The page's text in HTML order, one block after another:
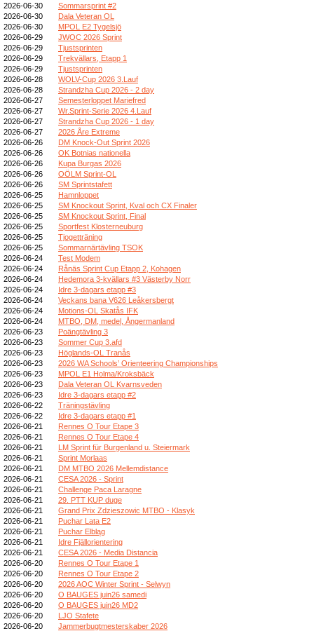
2026-06-30
Sommarsprint #2
2026-06-30
Dala Veteran OL
2026-06-30
MPOL E2 Tygelsjö
2026-06-29
JWOC 2026 Sprint
2026-06-29
Tjustsprinten
2026-06-29
Trekvällars, Etapp 1
2026-06-29
Tjustsprinten
2026-06-28
WOLV-Cup 2026 3.Lauf
2026-06-28
Strandzha Cup 2026 - 2 day
2026-06-27
Semesterloppet Mariefred
2026-06-27
Wr.Sprint-Serie 2026 4.Lauf
2026-06-27
Strandzha Cup 2026 - 1 day
2026-06-27
2026 Åre Extreme
2026-06-26
DM Knock-Out Sprint 2026
2026-06-26
OK Botnias nationella
2026-06-26
Kupa Burgas 2026
2026-06-26
OÖLM Sprint-OL
2026-06-26
SM Sprintstafett
2026-06-25
Hamnloppet
2026-06-25
SM Knockout Sprint, Kval och CX Finaler
2026-06-25
SM Knockout Sprint, Final
2026-06-25
Sportfest Klosterneuburg
2026-06-25
Tjogetträning
2026-06-25
Sommarnärtävling TSOK
2026-06-24
Test Modem
2026-06-24
Rånäs Sprint Cup Etapp 2, Kohagen
2026-06-24
Hedemora 3-kvällars #3 Västerby Norr
2026-06-24
Idre 3-dagars etapp #3
2026-06-24
Veckans bana V626 Leåkersbergt
2026-06-24
Motions-OL Skatås IFK
2026-06-24
MTBO, DM, medel, Ångermanland
2026-06-23
Poängtävling 3
2026-06-23
Sommer Cup 3.afd
2026-06-23
Höglands-OL Tranås
2026-06-23
2026 WA Schools’ Orienteering Championships
2026-06-23
MPOL E1 Holma/Kroksbäck
2026-06-23
Dala Veteran OL Kvarnsveden
2026-06-23
Idre 3-dagars etapp #2
2026-06-22
Träningstävling
2026-06-22
Idre 3-dagars etapp #1
2026-06-21
Rennes O Tour Etape 3
2026-06-21
Rennes O Tour Etape 4
2026-06-21
LM Sprint für Burgenland u. Steiermark
2026-06-21
Sprint Morlaas
2026-06-21
DM MTBO 2026 Mellemdistance
2026-06-21
CESA 2026 - Sprint
2026-06-21
Challenge Paca Laragne
2026-06-21
29. PTT KUP duge
2026-06-21
Grand Prix Zdzieszowic MTBO - Klasyk
2026-06-21
Puchar Lata E2
2026-06-21
Puchar Elbląg
2026-06-21
Idre Fjällorientering
2026-06-21
CESA 2026 - Media Distancia
2026-06-20
Rennes O Tour Etape 1
2026-06-20
Rennes O Tour Etape 2
2026-06-20
2026 AOC Winter Sprint - Selwyn
2026-06-20
O BAUGES juin26 samedi
2026-06-20
O BAUGES juin26 MD2
2026-06-20
LJO Stafete
2026-06-20
Jammerbugtmesterskaber 2026